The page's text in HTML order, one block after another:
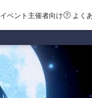
イベント主催者向け よく